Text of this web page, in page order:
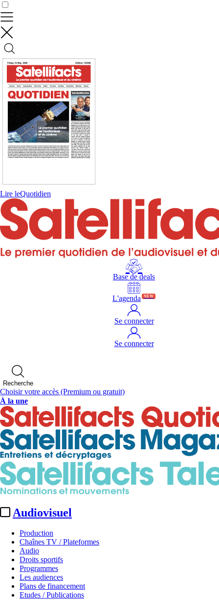
Lire leQuotidien
Base de deals
L'agenda NEW
Se connecter
Se connecter
Recherche
Choisir votre accès (Premium ou gratuit)
À la une
Audiovisuel
Production
Chaînes TV / Plateformes
Audio
Droits sportifs
Programmes
Les audiences
Plans de financement
Etudes / Publications
Contrôler vos données